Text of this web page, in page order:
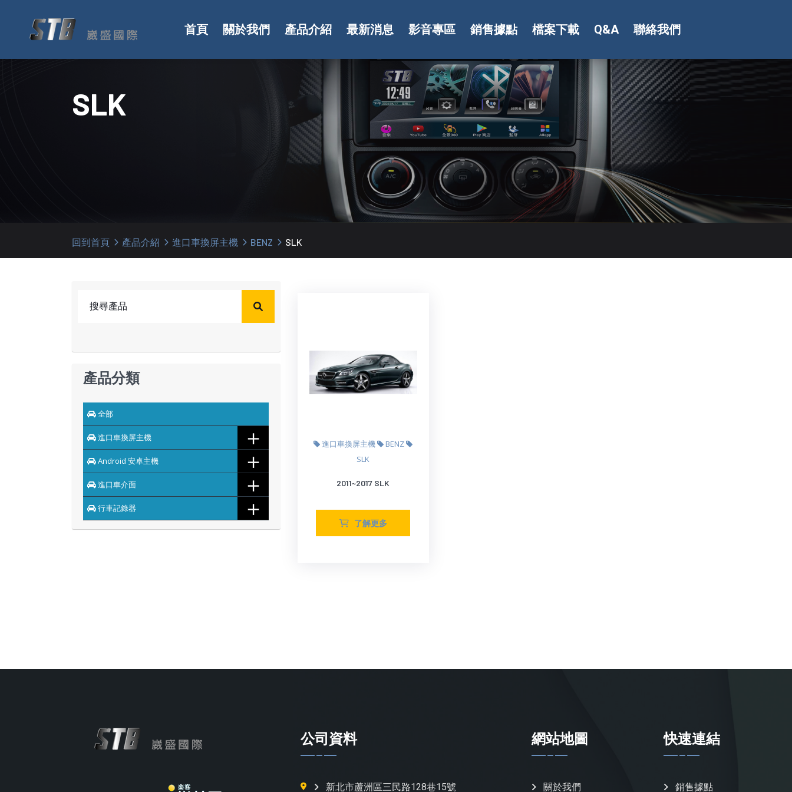
首頁 關於我們 產品介紹 最新消息 影音專區 銷售據點 檔案下載 Q&A 聯絡我們
SLK
回到首頁 產品介紹 進口車換屏主機 BENZ SLK
產品分類
全部
進口車換屏主機 ＋
Android 安卓主機 ＋
進口車介面 ＋
行車記錄器 ＋
進口車換屏主機
BENZ
SLK
2011~2017 SLK
了解更多
公司資料
新北市蘆洲區三民路128巷15號
網站地圖
關於我們
快速連結
銷售據點